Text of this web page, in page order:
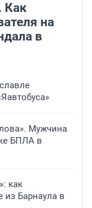
Как
на
в
Мужчина
БПЛА в
как
из Барнаула в